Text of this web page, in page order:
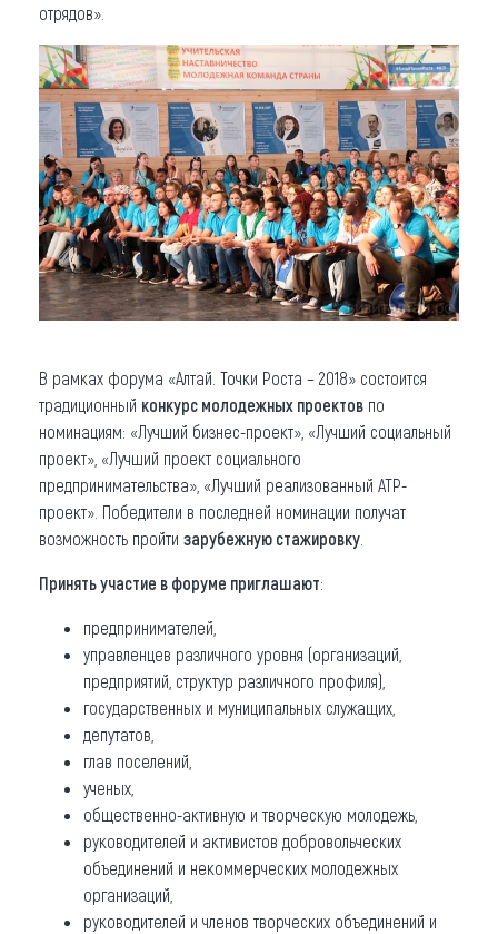
отрядов».
В рамках форума «Алтай. Точки Роста – 2018» состоится
традиционный конкурс молодежных проектов по
номинациям: «Лучший бизнес-проект», «Лучший социальный
проект», «Лучший проект социального
предпринимательства», «Лучший реализованный АТР-
проект». Победители в последней номинации получат
возможность пройти зарубежную стажировку
Принять участие в форуме приглашают:
предпринимателей,
управленцев различного уровня (организаций,
предприятий, структур различного профиля),
государственных и муниципальных служащих,
депутатов,
глав поселений,
ученых,
общественно-активную и творческую молодежь,
руководителей и активистов добровольческих
объединений и некоммерческих молодежных
организаций,
руководителей и членов творческих объединений и